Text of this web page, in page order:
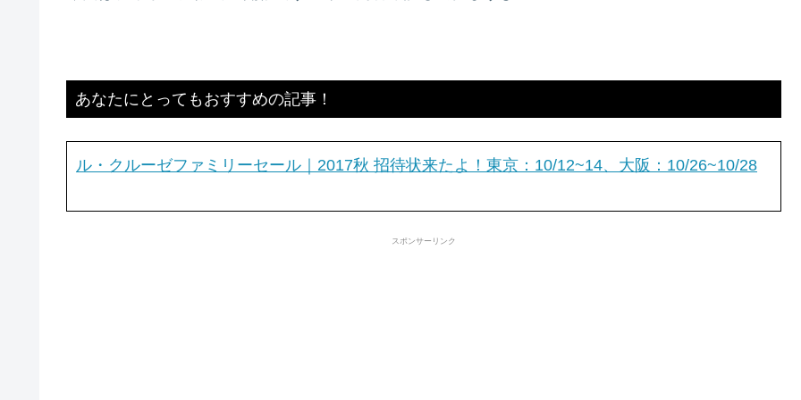
あなたにとってもおすすめの記事！
ル・クルーゼファミリーセール｜2017秋 招待状来たよ！東京：10/12~14、大阪：10/26~10/28
スポンサーリンク